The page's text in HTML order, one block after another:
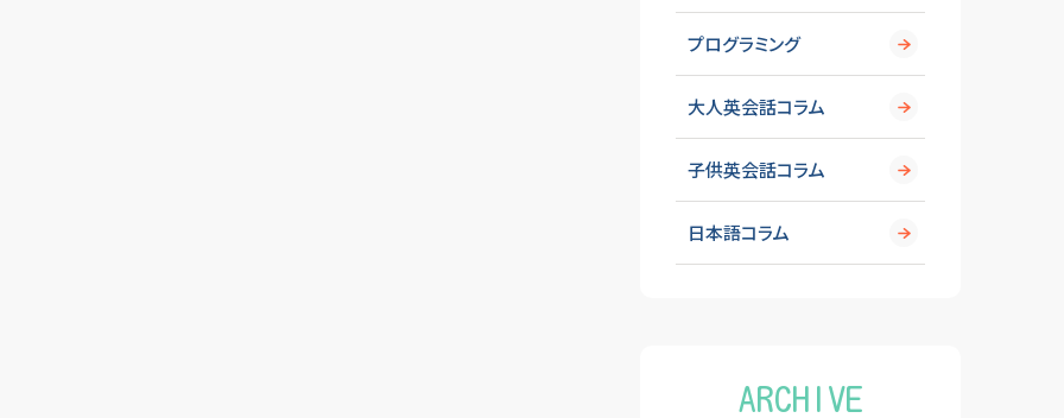
プログラミング
大人英会話コラム
子供英会話コラム
日本語コラム
ARCHIVE